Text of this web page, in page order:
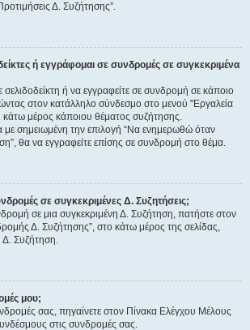
Δ. Συζήτησης”.
ή εγγράφομαι σε συνδρομές σε συγκεκριμένα
ή να εγγραφείτε σε συνδρομή σε κάποιο
στον κατάλληλο σύνδεσμο στο μενού "Εργαλεία
κάτω μέρος κάποιου θέματος συζήτησης.
σημειωμένη την επιλογή “Να ενημερωθώ όταν
θα να εγγραφείτε επίσης σε συνδρομή στο θέμα.
σε συγκεκριμένες Δ. Συζητήσεις;
σε μια συγκεκριμένη Δ. Συζήτηση, πατήστε στον
Δ. Συζήτησης”, στο κάτω μέρος της σελίδας,
Δ. Συζήτηση.
μου;
σας, πηγαίνετε στον Πίνακα Ελέγχου Μέλους
στις συνδρομές σας.